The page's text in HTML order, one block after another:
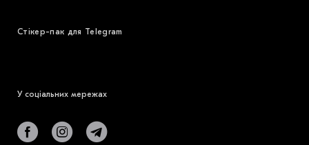
Стікер-пак для Telegram
У соціальних мережах